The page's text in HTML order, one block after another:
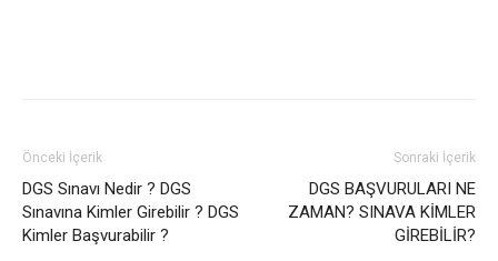
Önceki İçerik
DGS Sınavı Nedir ? DGS
Sınavına Kimler Girebilir ? DGS
Kimler Başvurabilir ?
Sonraki İçerik
DGS BAŞVURULARI NE
ZAMAN? SINAVA KİMLER
GİREBİLİR?